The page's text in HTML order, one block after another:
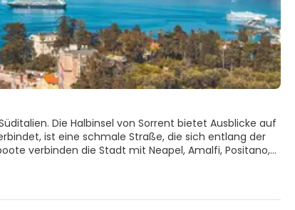
Die Halbinsel von Sorrent bietet Ausblicke auf
ist eine schmale Straße, die sich entlang der
verbinden die Stadt mit Neapel, Amalfi, Positano,